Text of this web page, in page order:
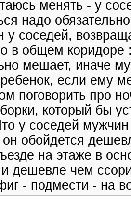
менять - у
надо
у соседей,
в общем
мешает, иначе
если ему
поговорить про
который бы
у соседей
он обойдется
на этаже в
дешевле чем
- подмести - на